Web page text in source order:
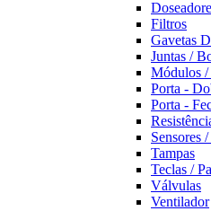
Filtros
Gavetas
Juntas /
Módulos /
Porta -
Porta -
Sensores
Tampas
Teclas /
Válvulas
Ventilador